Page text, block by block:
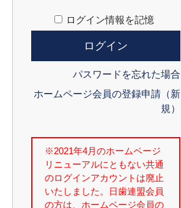
ログイン情報を記憶
パスワードを忘れた場合
ホームページ会員の登録申請（新
規）